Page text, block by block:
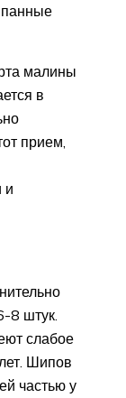
малины
в
прием,
и
8 штук.
слабое
Шипов
частью у